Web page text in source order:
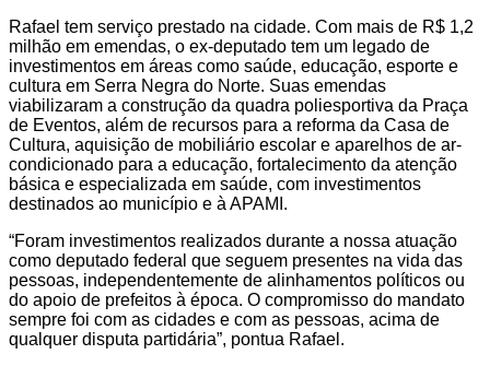
Rafael tem serviço prestado na cidade. Com mais de R$ 1,2
milhão em emendas, o ex-deputado tem um legado de
investimentos em áreas como saúde, educação, esporte e
cultura em Serra Negra do Norte. Suas emendas
viabilizaram a construção da quadra poliesportiva da Praça
de Eventos, além de recursos para a reforma da Casa de
Cultura, aquisição de mobiliário escolar e aparelhos de ar-
condicionado para a educação, fortalecimento da atenção
básica e especializada em saúde, com investimentos
destinados ao município e à APAMI.
“Foram investimentos realizados durante a nossa atuação
como deputado federal que seguem presentes na vida das
pessoas, independentemente de alinhamentos políticos ou
do apoio de prefeitos à época. O compromisso do mandato
sempre foi com as cidades e com as pessoas, acima de
qualquer disputa partidária”, pontua Rafael.